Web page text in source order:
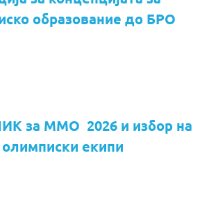
образование до БРО
за ММО 2026 и избор на
олимписки екипи